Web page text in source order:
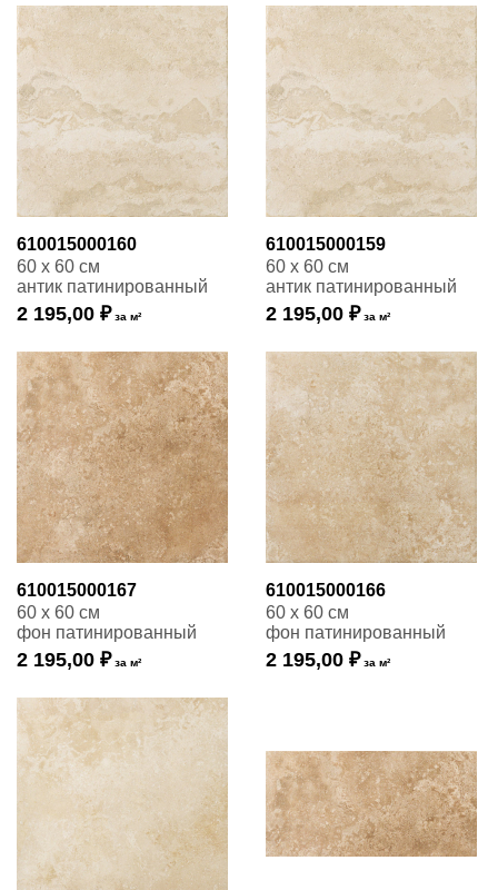
610015000160
60 x 60 см
антик патинированный
2 195,00 ₽ за м²
610015000159
60 x 60 см
антик патинированный
2 195,00 ₽ за м²
610015000167
60 x 60 см
фон патинированный
2 195,00 ₽ за м²
610015000166
60 x 60 см
фон патинированный
2 195,00 ₽ за м²